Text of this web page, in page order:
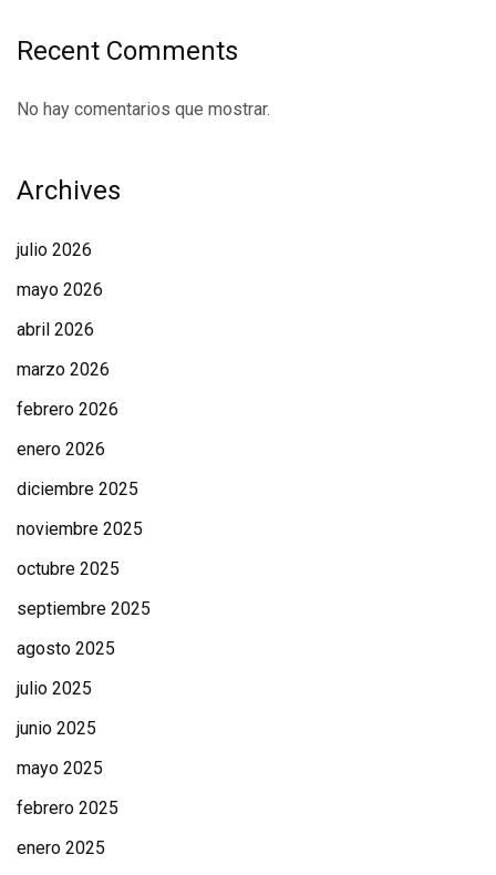
Recent Comments
No hay comentarios que mostrar.
Archives
julio 2026
mayo 2026
abril 2026
marzo 2026
febrero 2026
enero 2026
diciembre 2025
noviembre 2025
octubre 2025
septiembre 2025
agosto 2025
julio 2025
junio 2025
mayo 2025
febrero 2025
enero 2025